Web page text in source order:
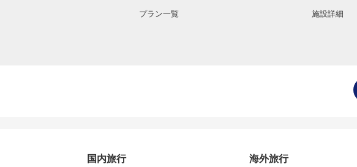
プラン一覧 施設詳細
国内旅行 海外旅行